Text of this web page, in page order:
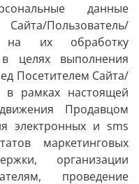
данные
Пользователь/
на их обработку
целях выполнения
Посетителем Сайта/
в рамках настоящей
Продавцом
электронных и sms
маркетинговых
организации
проведение